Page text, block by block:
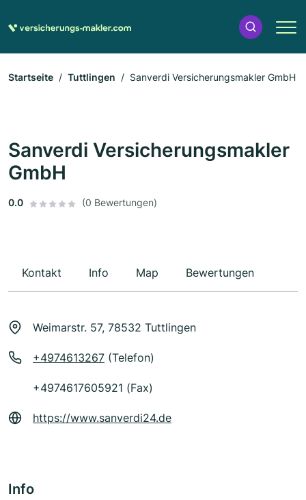
Startseite Tuttlingen Sanverdi Versicherungsmakler GmbH
Sanverdi Versicherungsmakler
GmbH
0.0 (0 Bewertungen)
Kontakt Info Map Bewertungen
Weimarstr. 57, 78532 Tuttlingen
+4974613267 (Telefon)
+4974617605921 (Fax)
https://www.sanverdi24.de
Info